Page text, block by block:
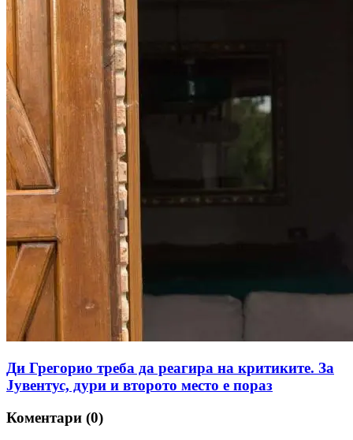
Ди Грегорио треба да реагира на критиките. За
Јувентус, дури и второто место е пораз
Коментари (0)